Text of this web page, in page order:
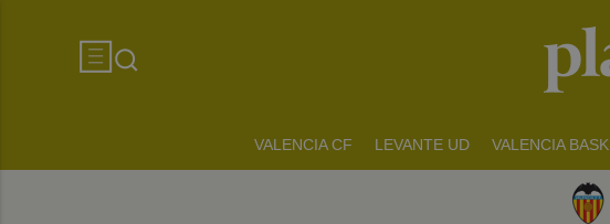
VALENCIA CF LEVANTE UD VALENCIA